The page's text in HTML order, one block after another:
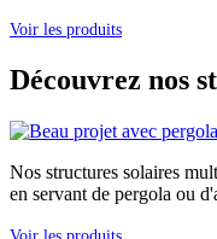
Voir les produits
Découvrez nos
Nos structures solaires
en servant de pergola ou